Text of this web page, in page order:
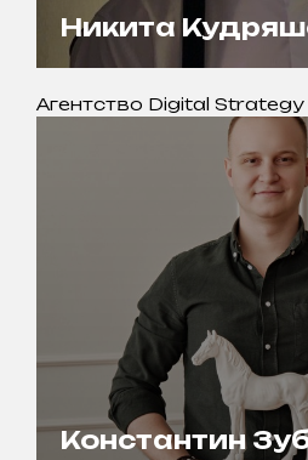
Никита
Агентство Digital Strategy
Константин